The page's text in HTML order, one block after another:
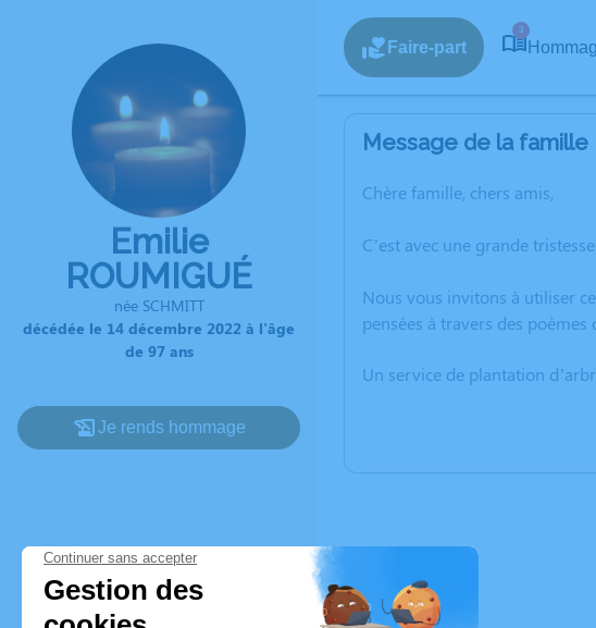
Emilie
ROUMIGUÉ
née SCHMITT
décédée le 14 décembre 2022 à l'âge
de 97 ans
Je rends hommage
Faire-part
3
Message de la famille
Chère famille, chers amis,
C’est avec une grande
Nous vous invitons à utiliser
pensées à travers des
Un service de plantation